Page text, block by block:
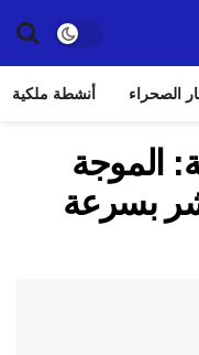
الصحراء أنشطة ملكية
الموجة
بسرعة